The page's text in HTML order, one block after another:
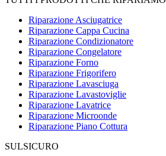
Riparazione Asciugatrice
Riparazione Cappa Cucina
Riparazione Condizionatore
Riparazione Congelatore
Riparazione Forno
Riparazione Frigorifero
Riparazione Lavasciuga
Riparazione Lavastoviglie
Riparazione Lavatrice
Riparazione Microonde
Riparazione Piano Cottura
SULSICURO